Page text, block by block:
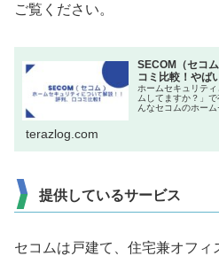
ご覧ください。
SECOM（セコ
コミ比較！やば
ホームセキュリテ
ムしてますか？」
んなセコムのホー
terazlog.com
提供しているサービス
セコムは戸建て、住宅兼オフィ